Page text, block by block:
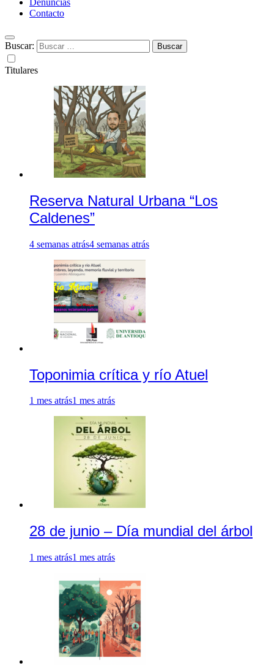
Contacto
Buscar:
Titulares
Reserva Natural Urbana “Los
Caldenes”
4 semanas atrás4 semanas atrás
Toponimia crítica y río Atuel
1 mes atrás1 mes atrás
28 de junio – Día mundial del árbol
1 mes atrás1 mes atrás